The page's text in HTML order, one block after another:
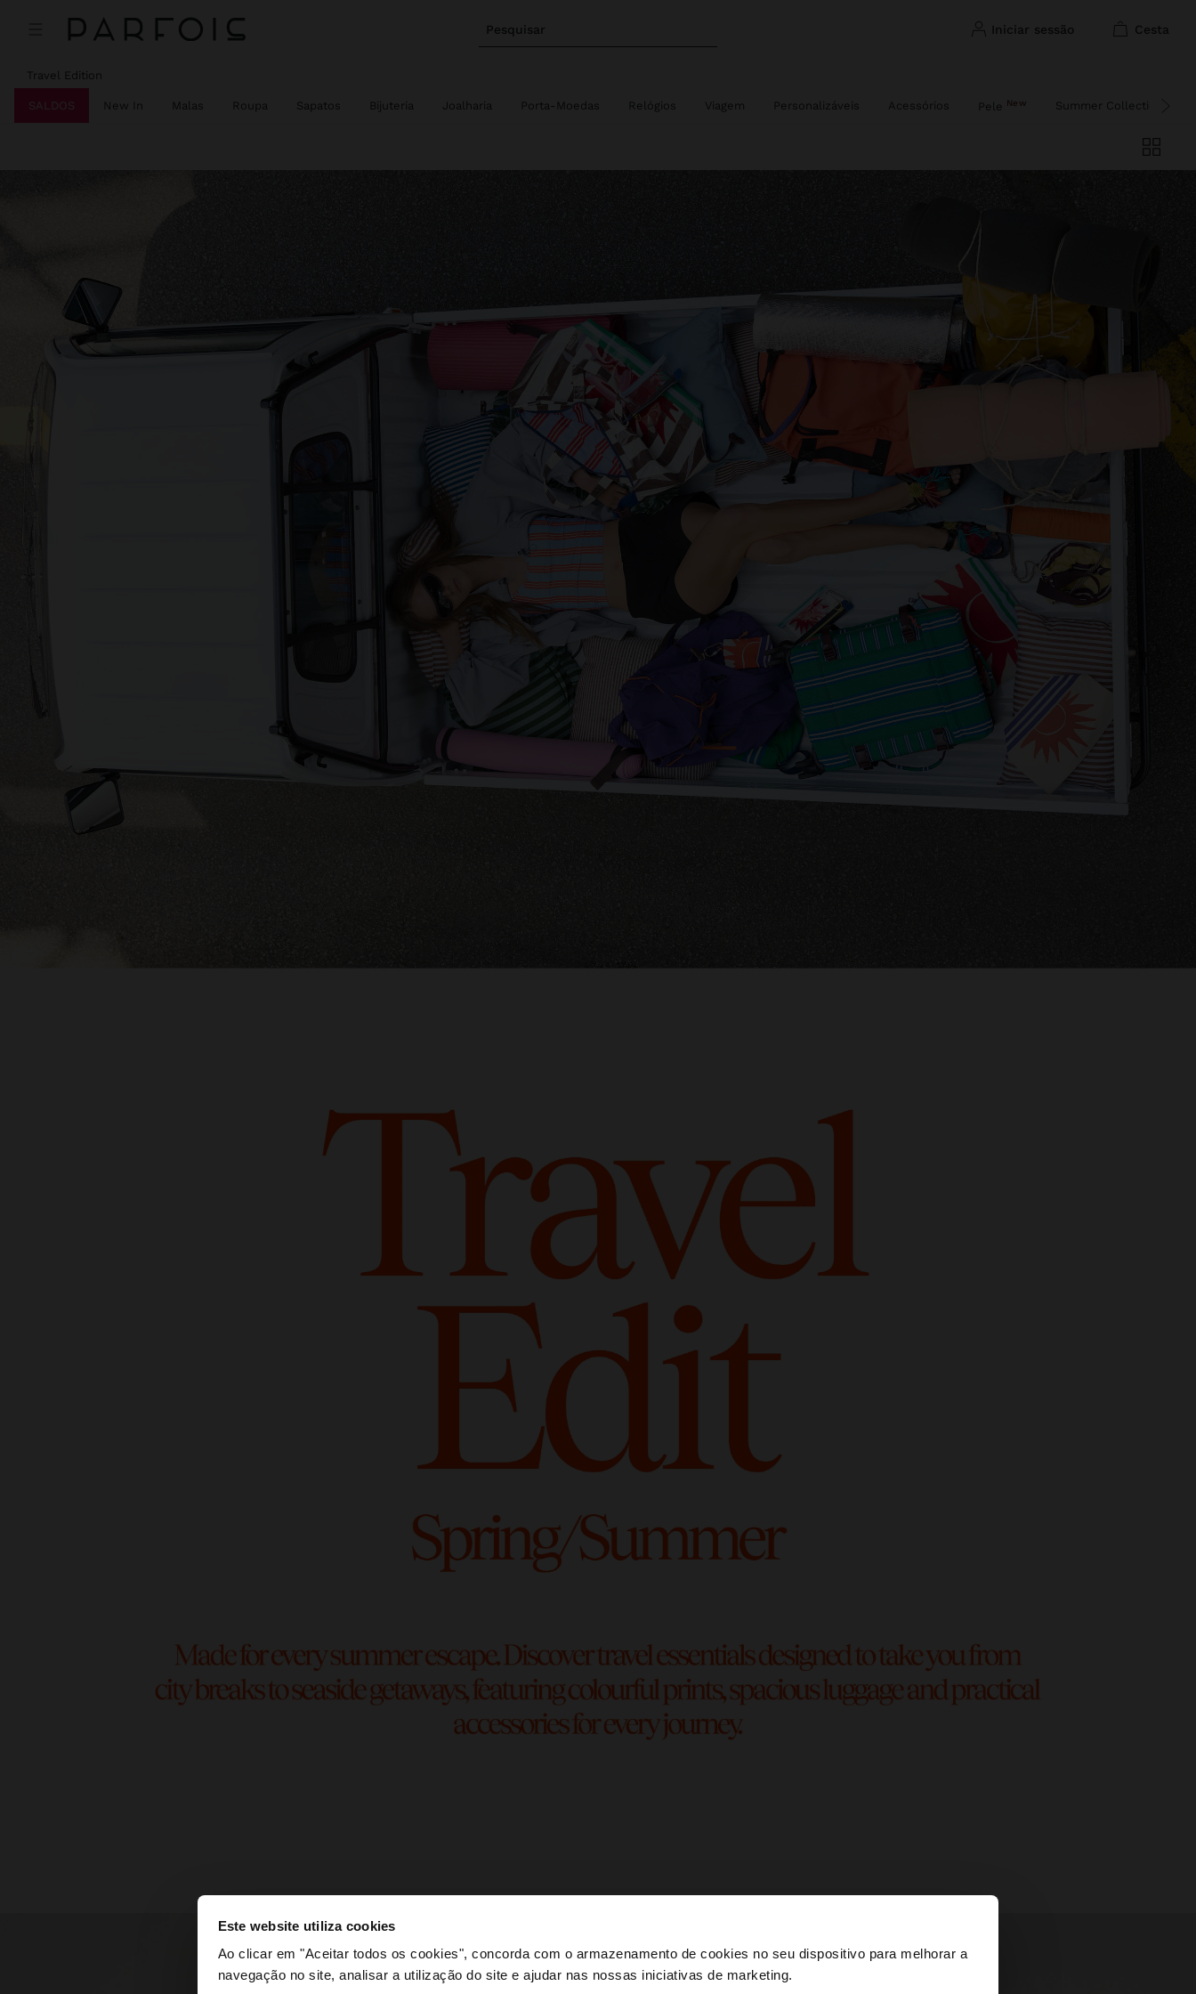
Este website utiliza cookies
Ao clicar em "Aceitar todos os cookies", concorda com o armazenamento de cookies no seu dispositivo para melhorar a
navegação no site, analisar a utilização do site e ajudar nas nossas iniciativas de marketing.
Pesquisar iniciar sessão cesta
olá
Está a aceder ao site a partir de Portugal. Deseja navegar no nosso site United States?
Travel Edition
SALDOS New In Malas Roupa Sapatos Bijuteria Joalharia Porta-Moedas Relógios Viagem Personalizáveis Acessórios Pele New Summer Collection